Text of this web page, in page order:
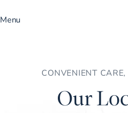
Menu
CONVENIENT
Our